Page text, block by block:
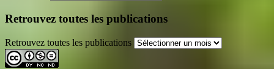
Retrouvez toutes les publications
Retrouvez toutes les publications